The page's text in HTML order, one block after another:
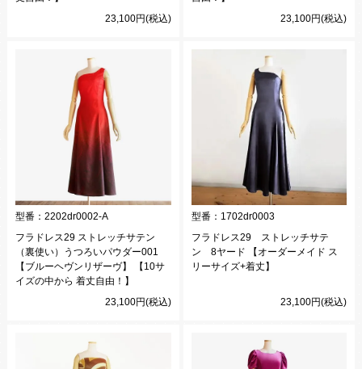
23,100円(税込)
23,100円(税込)
型番： 2202dr0002-A
フラドレス29 ストレッチサテン
（裏使い）うつろいパウダー001
【ブルーヘヴンリザーヴ】 【10サ
イズの中から 着丈自由！】
23,100円(税込)
型番： 1702dr0003
フラドレス29 ストレッチサテ
ン 8ヤード 【オーダーメイド ス
リーサイズ+着丈】
23,100円(税込)